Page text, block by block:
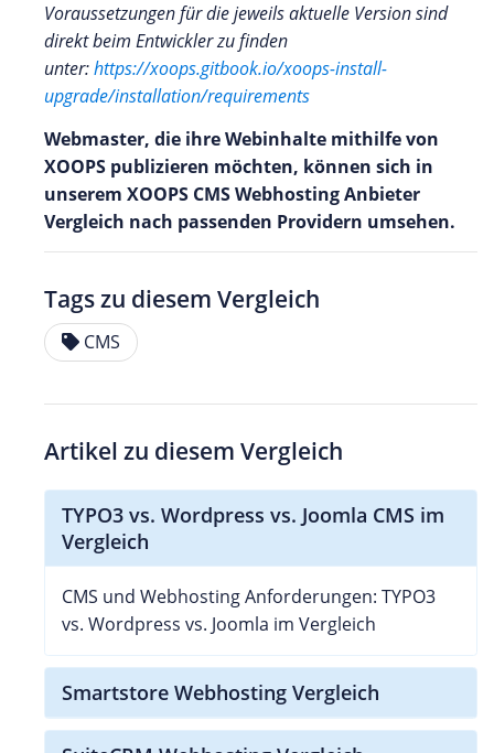
Voraussetzungen für die jeweils aktuelle Version sind
direkt beim Entwickler zu finden
unter:https://xoops.gitbook.io/xoops-install-
upgrade/installation/requirements
Webmaster, die ihre Webinhalte mithilfe von
XOOPS publizieren möchten, können sich in
unserem XOOPS CMS Webhosting Anbieter
Vergleich nach passenden Providern umsehen.
Tags zu diesem Vergleich
CMS
Artikel zu diesem Vergleich
TYPO3 vs. Wordpress vs. Joomla CMS im
Vergleich
CMS und Webhosting Anforderungen: TYPO3
vs. Wordpress vs. Joomla im Vergleich
Smartstore Webhosting Vergleich